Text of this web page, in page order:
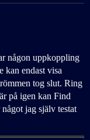
någon uppkoppling
kan endast visa
tog slut. Ring
på igen kan Find
jag själv testat